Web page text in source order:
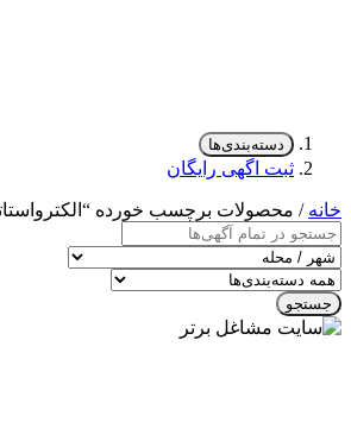
دسته‌بندی‌ها
ثبت اگهی رایگان
خانه / محصولات برچسب خورده
جستجو